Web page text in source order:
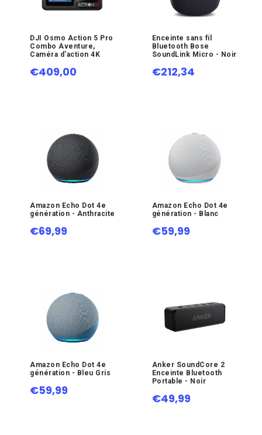
DJI Osmo Action 5 Pro
Combo Aventure,
Caméra d'action 4K
€409,00
Enceinte sans fil
Bluetooth Bose
SoundLink Micro - Noir
€212,34
Amazon Echo Dot 4e
génération - Anthracite
€69,99
Amazon Echo Dot 4e
génération - Blanc
€59,99
Amazon Echo Dot 4e
génération - Bleu Gris
€59,99
Anker SoundCore 2
Enceinte Bluetooth
Portable - Noir
€49,99